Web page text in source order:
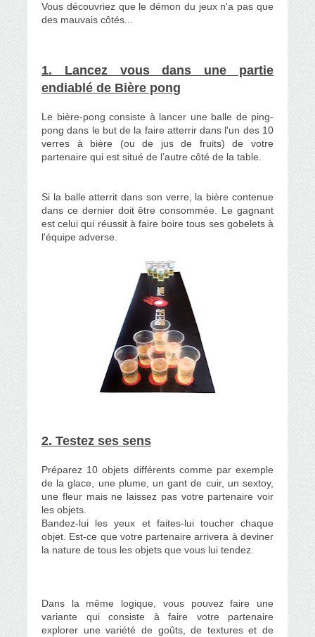
Vous découvriez que le démon du jeux n'a pas que
des mauvais côtés...
1. Lancez vous dans une partie
endiablé de Bière pong
Le bière-pong consiste à lancer une balle de ping-
pong dans le but de la faire atterrir dans l'un des 10
verres à bière (ou de jus de fruits) de votre
partenaire qui est situé de l’autre côté de la table.
Si la balle atterrit dans son verre, la bière contenue
dans ce dernier doit être consommée. Le gagnant
est celui qui réussit à faire boire tous ses gobelets à
l'équipe adverse.
2. Testez ses sens
Préparez 10 objets différents comme par exemple
de la glace, une plume, un gant de cuir, un sextoy,
une fleur mais ne laissez pas votre partenaire voir
les objets.
Bandez-lui les yeux et faites-lui toucher chaque
objet. Est-ce que votre partenaire arrivera à deviner
la nature de tous les objets que vous lui tendez.
Dans la même logique, vous pouvez faire une
variante qui consiste à faire votre partenaire
explorer une variété de goûts, de textures et de